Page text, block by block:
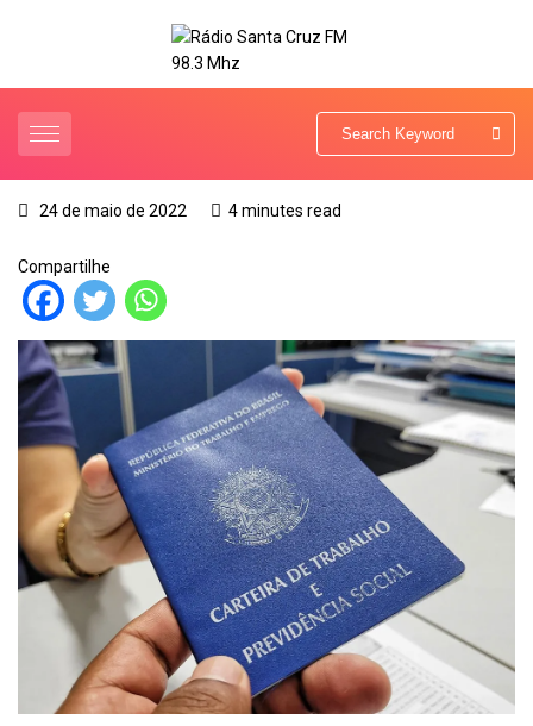
24 de maio de 2022 4 minutes read
Compartilhe